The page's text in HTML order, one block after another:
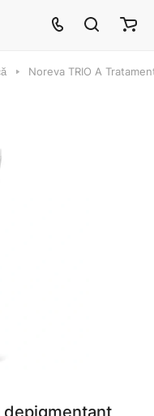
Noreva TRIO A